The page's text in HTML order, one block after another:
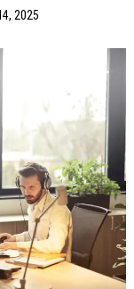
2025